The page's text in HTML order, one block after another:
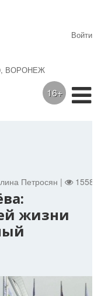
ВОРОНЕЖ
Войти
16+
Петросян | 1558 |
жизни